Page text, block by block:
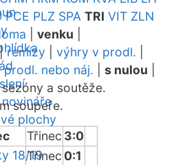
novináře
plochy
18/19
PCE PLZ SPA TRI VIT ZLN
venku
remízy výhry v prodl.
prodl. nebo náj. s nulou
a soutěže.
soupeře.
Třinec 3:0
Třinec 0:1